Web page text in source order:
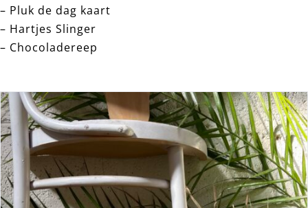
– Pluk de dag kaart
– Hartjes Slinger
– Chocoladereep